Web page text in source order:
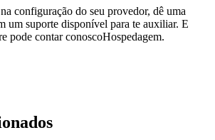
configuração do seu provedor, dê uma
um suporte disponível para te auxiliar. E
pode contar conoscoHospedagem.